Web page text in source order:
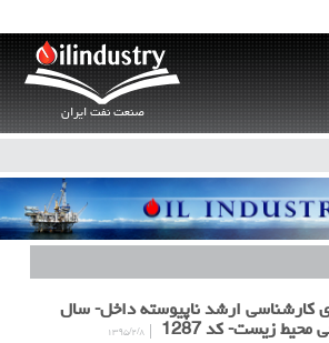
صنعت نفت ایران
کارشناسی ارشد ناپیوسته داخل- سال
۱۳۹۵/۲/۸